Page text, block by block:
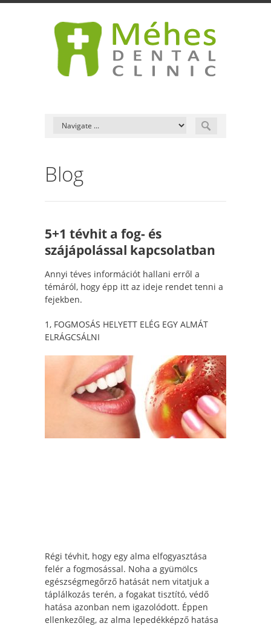
Blog
5+1 tévhit a fog- és
szájápolással kapcsolatban
Annyi téves információt hallani erről a
témáról, hogy épp itt az ideje rendet tenni a
fejekben.
1, FOGMOSÁS HELYETT ELÉG EGY ALMÁT
ELRÁGCSÁLNI
Régi tévhit, hogy egy alma elfogyasztása
felér a fogmosással. Noha a gyümölcs
egészségmegőrző hatását nem vitatjuk a
táplálkozás terén, a fogakat tisztító, védő
hatása azonban nem igazolódott. Éppen
ellenkezőleg, az alma lepedékképző hatása